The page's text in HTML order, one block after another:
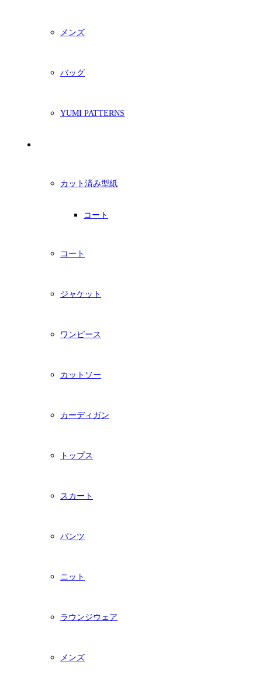
メンズ
バッグ
YUMI PATTERNS
カット済み型紙
コート
コート
ジャケット
ワンピース
カットソー
カーディガン
トップス
スカート
パンツ
ニット
ラウンジウェア
メンズ